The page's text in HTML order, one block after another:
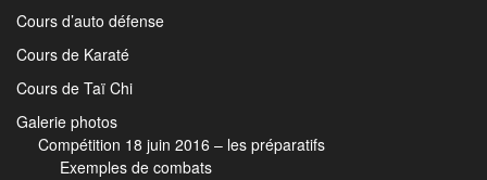
Cours d’auto défense
Cours de Karaté
Cours de Taï Chi
Galerie photos
Compétition 18 juin 2016 – les préparatifs
Exemples de combats